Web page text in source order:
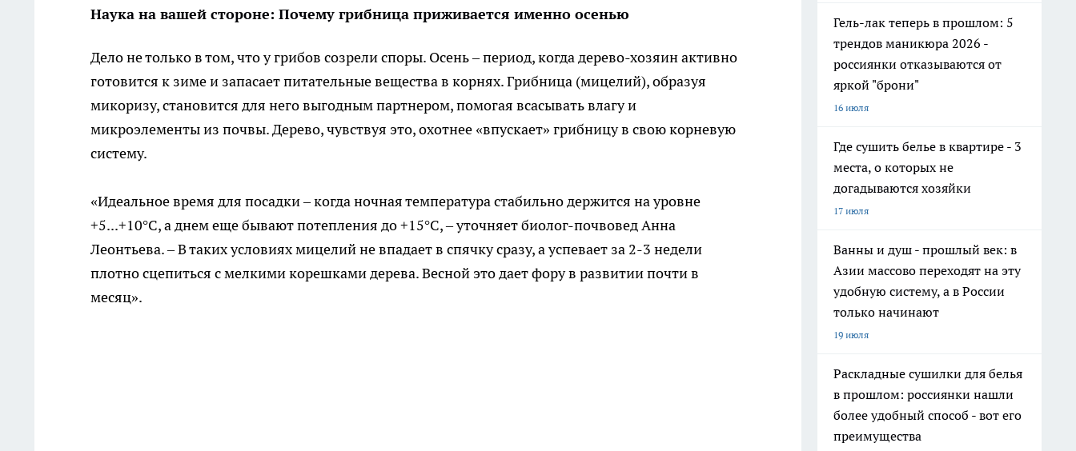
Наука на вашей стороне: Почему грибница приживается именно осенью
Дело не только в том, что у грибов созрели споры. Осень – период, когда дерево-хозяин активно
готовится к зиме и запасает питательные вещества в корнях. Грибница (мицелий), образуя
микоризу, становится для него выгодным партнером, помогая всасывать влагу и
микроэлементы из почвы. Дерево, чувствуя это, охотнее «впускает» грибницу в свою корневую
систему.
«Идеальное время для посадки – когда ночная температура стабильно держится на уровне
+5...+10°C, а днем еще бывают потепления до +15°C, – уточняет биолог-почвовед Анна
Леонтьева. – В таких условиях мицелий не впадает в спячку сразу, а успевает за 2-3 недели
плотно сцепиться с мелкими корешками дерева. Весной это дает фору в развитии почти в
месяц».
Гель-лак теперь в прошлом: 5
трендов маникюра 2026 -
россиянки отказываются от
яркой "брони"
16 июля
Где сушить белье в квартире - 3
места, о которых не
догадываются хозяйки
17 июля
Ванны и душ - прошлый век: в
Азии массово переходят на эту
удобную систему, а в России
только начинают
19 июля
Раскладные сушилки для белья
в прошлом: россиянки нашли
более удобный способ - вот его
преимущества